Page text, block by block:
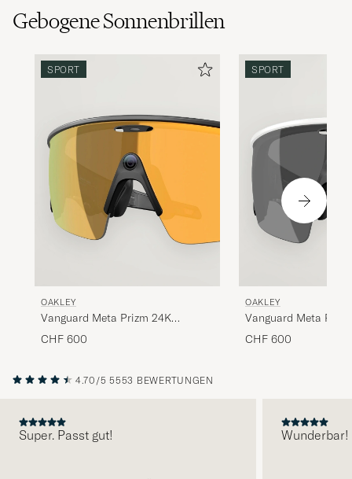
Gebogene Sonnenbrillen
SPORT
OAKLEY
Vanguard Meta Prizm 24K
Sunglasses Gold
CHF 600
SPORT
OAKLEY
Vanguard Meta
Black
CHF 600
4.70/5 5553 BEWERTUNGEN
Super. Passt gut! Wunderbar!